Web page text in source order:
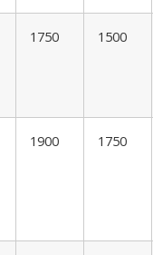
1750 1500
1900 1750